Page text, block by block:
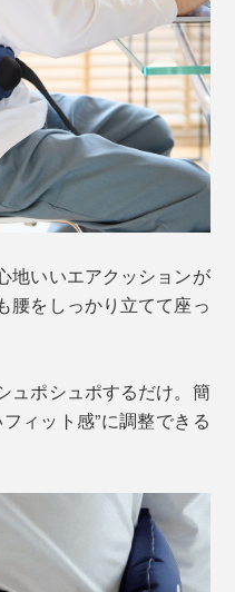
地いいエアクッションが
腰をしっかり立てて座っ
ュポシュポするだけ。簡
ィット感”に調整できる